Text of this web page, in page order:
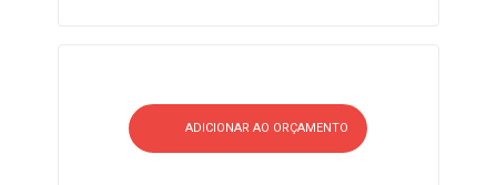
ADICIONAR AO ORÇAMENTO